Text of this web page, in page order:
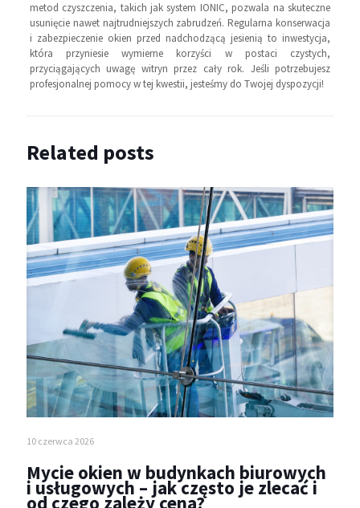
metod czyszczenia, takich jak system IONIC, pozwala na skuteczne
usunięcie nawet najtrudniejszych zabrudzeń. Regularna konserwacja
i zabezpieczenie okien przed nadchodzącą jesienią to inwestycja,
która przyniesie wymierne korzyści w postaci czystych,
przyciągających uwagę witryn przez cały rok. Jeśli potrzebujesz
profesjonalnej pomocy w tej kwestii, jesteśmy do Twojej dyspozycji!
Related posts
10 czerwca 2026
Mycie okien w budynkach biurowych
i usługowych – jak często je zlecać i
od czego zależy cena?